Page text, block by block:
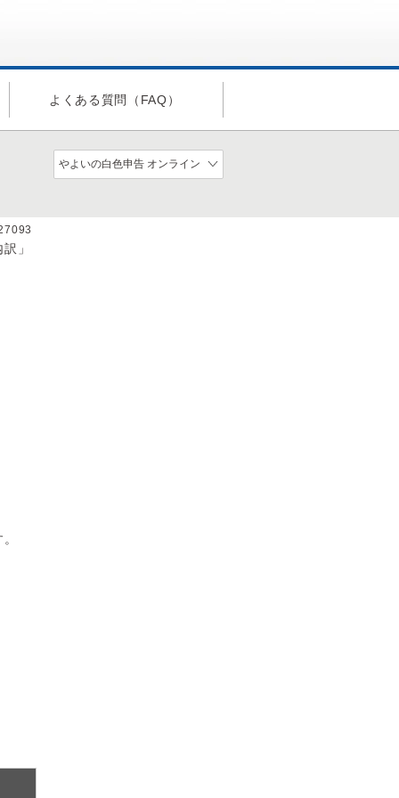
よくある質問（FAQ）
」